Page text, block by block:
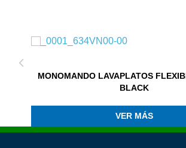
MONOMANDO LAVAPLATOS
BLACK
VER MÁS